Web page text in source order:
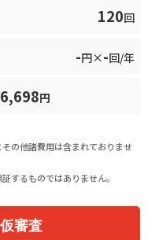
120回
-円×-回/年
円
の他諸費用は含まれておりませ
するものではありません。
審査